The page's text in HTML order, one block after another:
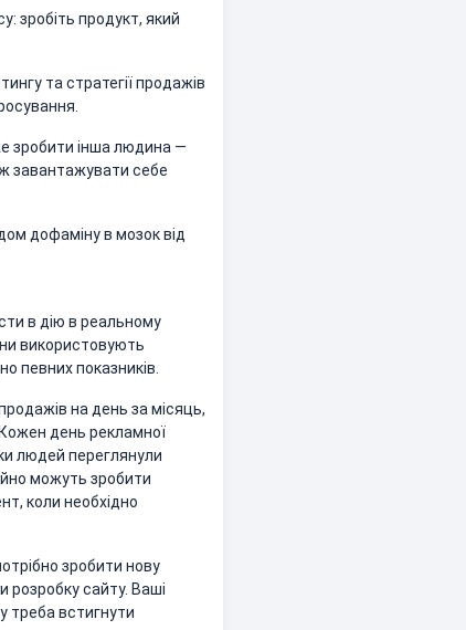
зробіть продукт, який
та стратегії продажів
зробити інша людина —
завантажувати себе
дофаміну в мозок від
в дію в реальному
використовують
певних показників.
на день за місяць,
день рекламної
людей переглянули
можуть зробити
коли необхідно
зробити нову
розробку сайту. Ваші
треба встигнути